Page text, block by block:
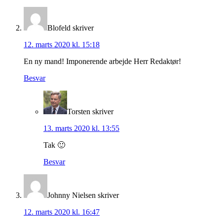
Blofeld skriver
12. marts 2020 kl. 15:18
En ny mand! Imponerende arbejde Herr Redaktør!
Besvar
Torsten skriver
13. marts 2020 kl. 13:55
Tak 🙂
Besvar
Johnny Nielsen skriver
12. marts 2020 kl. 16:47